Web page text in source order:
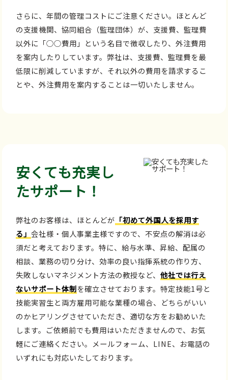
さらに、年間の管理コストにご注意ください。ほとんど
の支援機関、協同組合（監理団体）が、支援費、監理費
以外に「○○費用」という名目で徴収したり、外注費用
を案内したりしています。弊社は、支援費、監理費を最
低限に削減していますが、それ以外の費用を請求するこ
とや、外注費用を案内することは一切いたしません。
安くても充実し
たサポート！
弊社のお客様は、ほとんどが 「初めて外国人を採用す
る」会社様・個人事業主様ですので、不安点の解消は必
須だと考えております。特に、給与水準、昇給、配属の
相談、業務の切り分け、効率の良い指揮系統の作り方、
失敗しないマネジメント方法の教授など、他社では行え
ないサポート体制を確立させております。特定技能1号と
技能実習生と両方雇用可能な業種の場合、どちらがいい
のかヒアリングさせていただき、適切な方をお勧めいた
します。ご依頼前でも費用はいただきませんので、お気
軽にご連絡ください。メールフォーム、LINE、お電話の
いずれにも対応いたしております。